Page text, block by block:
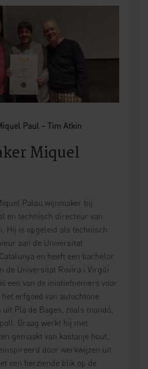
Paul – Tim Atkin
Miquel
Palau wijnmaker bij
en technisch directeur van
Hij is opgeleid als technisch
aan de Universitat
en heeft een bachelor
de Universitat Rovira i Virgili
een van de iniatiefnemers voor
erfgoed van autochtone
Pla de Bages, zoals mandó,
Graag werkt hij met
gemaakt van kastanje hout,
door werkwijzen uit
een herziende blik op de